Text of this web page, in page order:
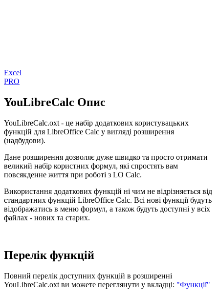
Excel
PRO
YouLibreCalc Опис
YouLibreCalc.oxt - це набір додаткових користувацьких
функцій для LibreOffice Calc у вигляді розширення
(надбудови).
Дане розширення дозволяє дуже швидко та просто отримати
великий набір користних формул, які спростять вам
повсякденне життя при роботі з LO Calc.
Використання додаткових функцій ні чим не відрізняється від
стандартних функцій LibreOffice Calc. Всі нові функції будуть
відображатись в меню формул, а також будуть доступні у всіх
файлах - нових та старих.
Перелік функцій
Повний перелік доступних функцій в розширенні
YouLibreCalc.oxt ви можете переглянути у вкладці: "Функції"